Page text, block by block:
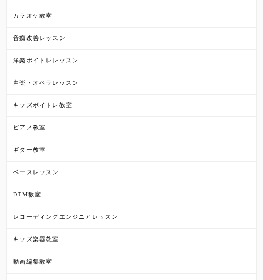
カラオケ教室
音痴改善レッスン
洋楽ボイトレレッスン
声楽・オペラレッスン
キッズボイトレ教室
ピアノ教室
ギター教室
ベースレッスン
DTM教室
レコーディングエンジニアレッスン
キッズ楽器教室
動画編集教室